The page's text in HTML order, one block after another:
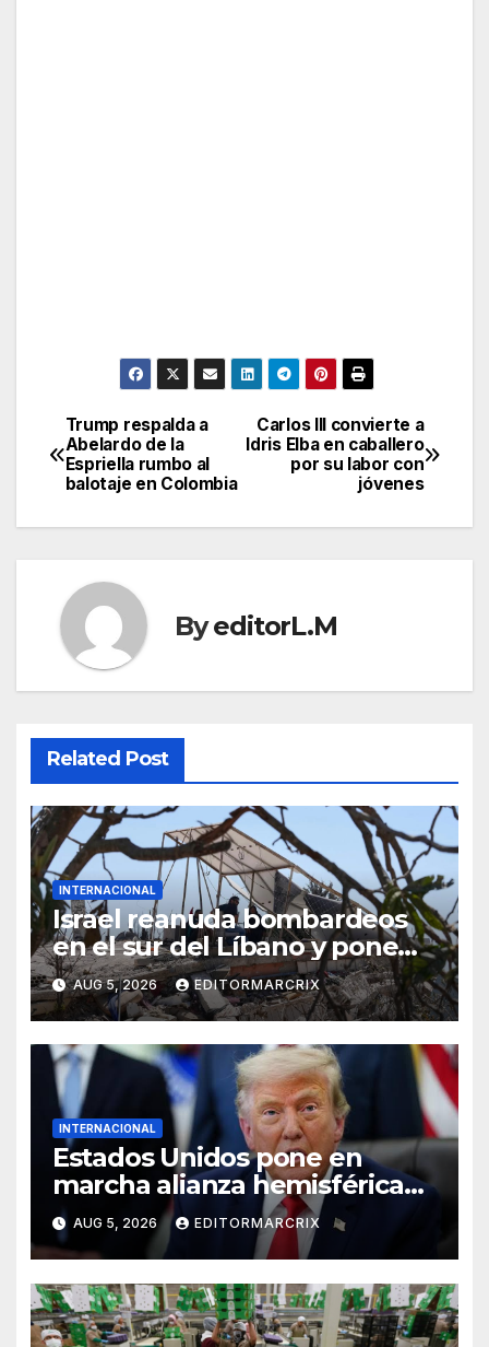
Post
navigation
Carlos III convierte a
Idris Elba en caballero
por su labor con
jóvenes
Trump respalda a
Abelardo de la
Espriella rumbo al
balotaje en Colombia
ByeditorL.M
Related Post
INTERNACIONAL
Israel reanuda bombardeos
en el sur del Líbano y pone
en riesgo diálogo de paz
AUG 5, 2026 EDITORMARCRIX
INTERNACIONAL
Estados Unidos pone en
marcha alianza hemisférica
para enfrentar al crimen
organizado
AUG 5, 2026 EDITORMARCRIX